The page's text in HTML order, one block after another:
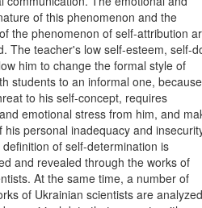
of this phenomenon and the
the phenomenon of self-attribution
The teacher's low self-esteem, self-
him to change the formal style of
students to an informal one,
to his self-concept, requires
emotional stress from him, and
his personal inadequacy and
of self-determination is
and revealed through the works of
At the same time, a number of
of Ukrainian scientists are